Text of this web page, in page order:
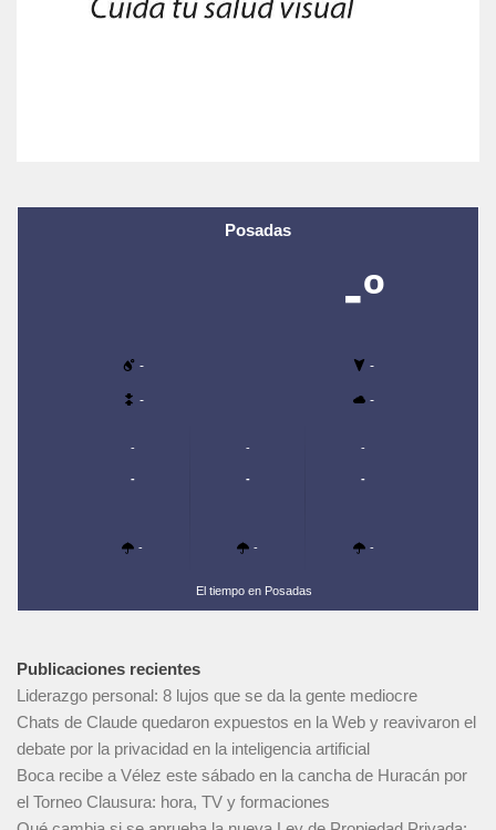
Posadas
-º
- -
- -
-
-
-
-
-
-
-
-
-
El tiempo en Posadas
Publicaciones recientes
Liderazgo personal: 8 lujos que se da la gente mediocre
Chats de Claude quedaron expuestos en la Web y reavivaron el
debate por la privacidad en la inteligencia artificial
Boca recibe a Vélez este sábado en la cancha de Huracán por
el Torneo Clausura: hora, TV y formaciones